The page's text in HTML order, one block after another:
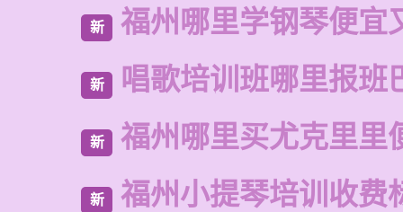
新 福州哪里学钢琴便宜
新 唱歌培训班哪里报班
新 福州哪里买尤克里里
新 福州小提琴培训收费